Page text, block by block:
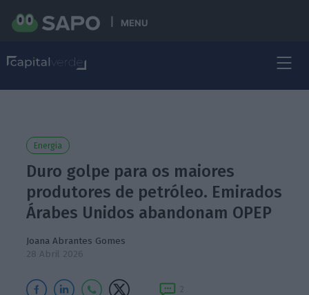
MENU
Energia
Duro golpe para os maiores
produtores de petróleo. Emirados
Árabes Unidos abandonam OPEP
Joana Abrantes Gomes
28 Abril 2026
2